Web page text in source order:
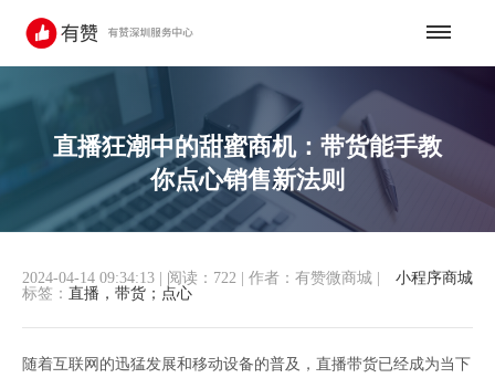
直播狂潮中的甜蜜商机：带货能手教
你点心销售新法则
小程序商城
2024-04-14 09:34:13 阅读：722 作者：有赞微商城
标签： 直播，带货；点心
随着互联网的迅猛发展和移动设备的普及，直播带货已经成为当下